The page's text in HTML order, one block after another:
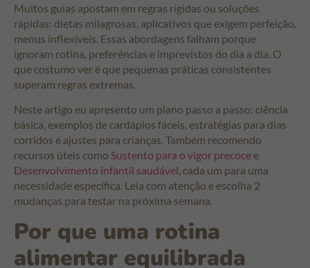
Muitos guias apostam em regras rígidas ou soluções
rápidas: dietas milagrosas, aplicativos que exigem perfeição,
menus inflexíveis. Essas abordagens falham porque
ignoram rotina, preferências e imprevistos do dia a dia. O
que costumo ver é que pequenas práticas consistentes
superam regras extremas.
Neste artigo eu apresento um plano passo a passo: ciência
básica, exemplos de cardápios fáceis, estratégias para dias
corridos e ajustes para crianças. Também recomendo
recursos úteis como Sustento para o vigor precoce e
Desenvolvimento infantil saudável, cada um para uma
necessidade específica. Leia com atenção e escolha 2
mudanças para testar na próxima semana.
Por que uma rotina
alimentar equilibrada